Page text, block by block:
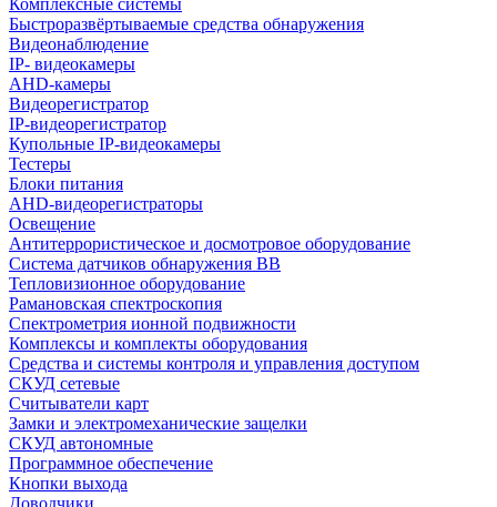
Комплексные системы
Быстроразвёртываемые средства обнаружения
Видеонаблюдение
IP- видеокамеры
AHD-камеры
Видеорегистратор
IP-видеорегистратор
Купольные IP-видеокамеры
Тестеры
Блоки питания
AHD-видеорегистраторы
Освещение
Антитеррористическое и досмотровое оборудование
Cистема датчиков обнаружения ВВ
Тепловизионное оборудование
Рамановская спектроскопия
Спектрометрия ионной подвижности
Комплексы и комплекты оборудования
Средства и системы контроля и управления доступом
СКУД сетевые
Считыватели карт
Замки и электромеханические защелки
СКУД автономные
Программное обеспечение
Кнопки выхода
Доводчики